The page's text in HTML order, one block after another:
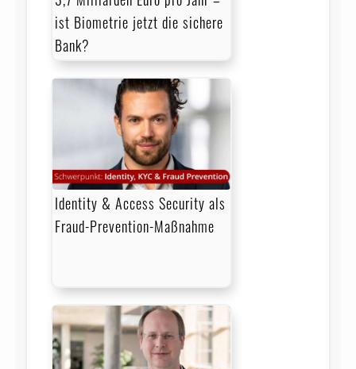
ist Biometrie jetzt die sichere
Bank?
Identity & Access Security als
Fraud-Prevention-Maßnahme